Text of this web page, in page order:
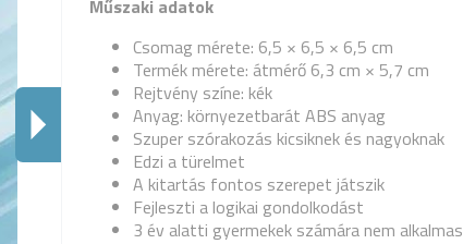
Műszaki adatok
Csomag mérete: 6,5 × 6,5 × 6,5 cm
Termék mérete: átmérő 6,3 cm × 5,7 cm
Rejtvény színe: kék
Anyag: környezetbarát ABS anyag
Szuper szórakozás kicsiknek és nagyoknak
Edzi a türelmet
A kitartás fontos szerepet játszik
Fejleszti a logikai gondolkodást
3 év alatti gyermekek számára nem alkalmas